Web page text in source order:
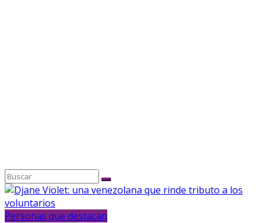
Personas que destacan